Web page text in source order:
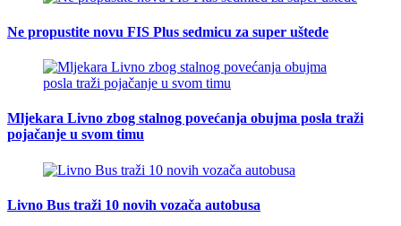
Ne propustite novu FIS Plus sedmicu za super uštede
Mljekara Livno zbog stalnog povećanja obujma posla traži
pojačanje u svom timu
Livno Bus traži 10 novih vozača autobusa